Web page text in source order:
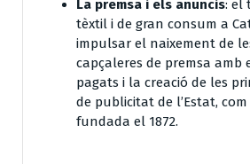
La premsa i els anuncis: el
tèxtil i de gran consum a
impulsar el naixement de
capçaleres de premsa amb
pagats i la creació de les
de publicitat de l’Estat, com
fundada el 1872.